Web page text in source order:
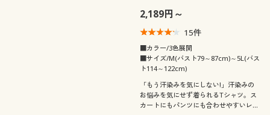
2,189円～
15件
■カラー/3色展開
■サイズ/M(バスト79～87cm)～5L(バス
ト114～122cm)
「もう汗染みを気にしない!」汗染みの
お悩みを気にせず着られるTシャツ。ス
カートにもパンツにも合わせやすいレギ